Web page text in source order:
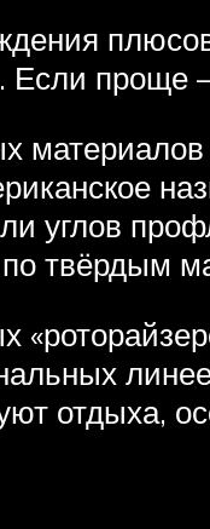
проще
углов
твёрдым
отдыха,